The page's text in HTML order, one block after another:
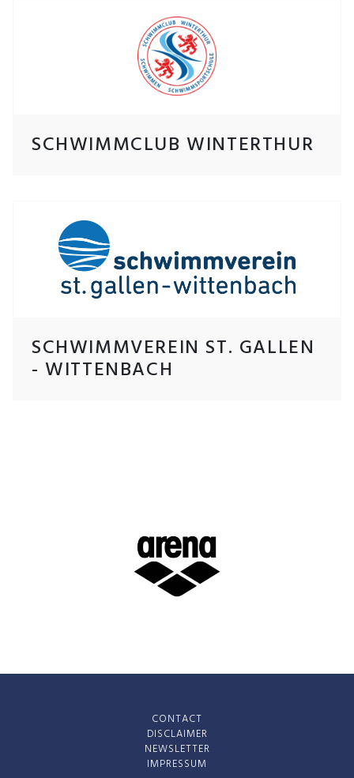
SCHWIMMCLUB WINTERTHUR
SCHWIMMVEREIN ST. GALLEN
- WITTENBACH
CONTACT
DISCLAIMER
NEWSLETTER
IMPRESSUM